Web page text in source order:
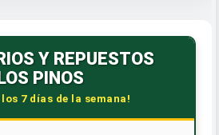
Y REPUESTOS
PINOS
7 días de la semana!